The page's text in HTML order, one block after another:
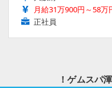
月給31万900円～58万
正社員
！ゲムスパ